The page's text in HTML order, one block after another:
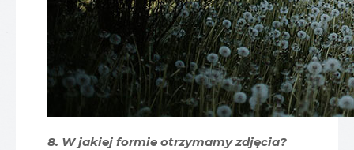
8. W jakiej formie otrzymamy zdjęcia?